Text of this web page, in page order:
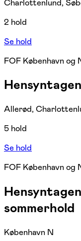
Charlottenlund,
2 hold
Se hold
FOF København og
Allerød,
5 hold
Se hold
FOF København og
sommerhold
København N